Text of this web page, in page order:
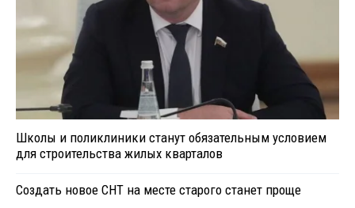
Школы и поликлиники станут обязательным условием
для строительства жилых кварталов
Создать новое СНТ на месте старого станет проще